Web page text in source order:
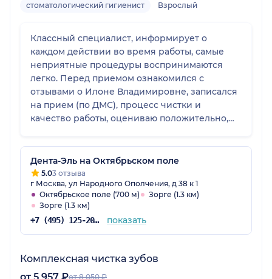
стоматологический гигиенист Взрослый
Классный специалист, информирует о
каждом действии во время работы, самые
неприятные процедуры воспринимаются
легко. Перед приемом ознакомился с
отзывами о Илоне Владимировне, записался
на прием (по ДМС), процесс чистки и
качество работы, оцениваю положительно,
Дента-Эль на Октябрьском поле
5.03 отзыва
г Москва, ул Народного Ополчения, д 38 к 1
Октябрьское поле (700 м)
Зорге (1.3 км)
Зорге (1.3 км)
+7 (495) 125-20-98 показать
Комплексная чистка зубов
от 8 050 ₽